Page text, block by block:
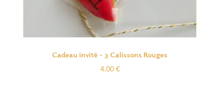
Cadeau invité – 3 Calissons Rouges
4.00 €